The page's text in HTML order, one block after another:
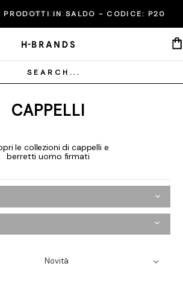
IN SALDO - CODICE: P20
ULTIMI GIORNI
CAPPELLI
le collezioni di cappelli e
berretti uomo firmati